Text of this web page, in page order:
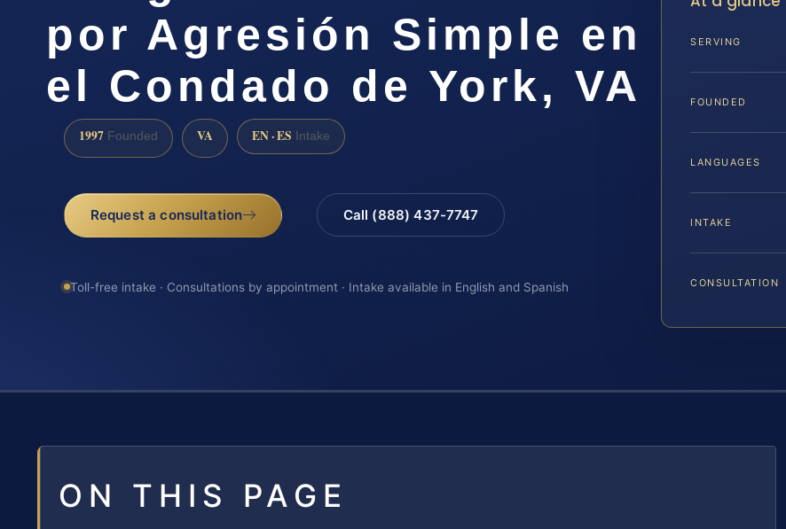
por Agresión Simple en
el Condado de York, VA
1997 Founded VA EN · ES Intake
Request a consultation Call (888) 437-7747
Toll-free intake · Consultations by appointment · Intake available in English and Spanish
SERVING
FOUNDED
LANGUAGES
INTAKE
CONSULTATION
ON THIS PAGE